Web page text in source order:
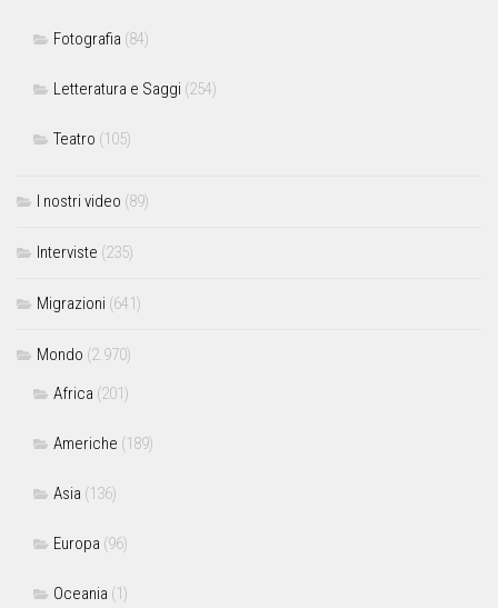
Fotografia (84)
Letteratura e Saggi (254)
Teatro (105)
I nostri video (89)
Interviste (235)
Migrazioni (641)
Mondo (2.970)
Africa (201)
Americhe (189)
Asia (136)
Europa (96)
Oceania (1)